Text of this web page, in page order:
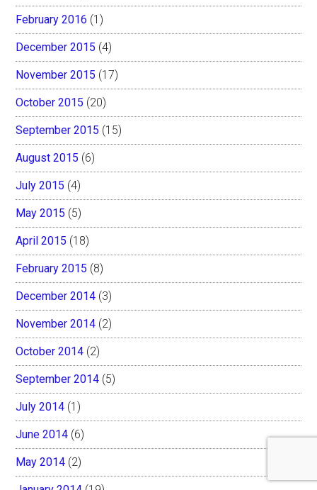
February 2016 (1)
December 2015 (4)
November 2015 (17)
October 2015 (20)
September 2015 (15)
August 2015 (6)
July 2015 (4)
May 2015 (5)
April 2015 (18)
February 2015 (8)
December 2014 (3)
November 2014 (2)
October 2014 (2)
September 2014 (5)
July 2014 (1)
June 2014 (6)
May 2014 (2)